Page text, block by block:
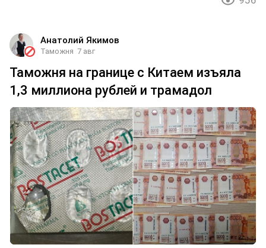
Анатолий Якимов
Таможня 7 авг
Таможня на границе с Китаем изъяла
1,3 миллиона рублей и трамадол